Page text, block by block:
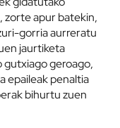
zorte apur batekin,
gorria aurreratu
jaurtiketa
gutxiago geroago,
epaileak penaltia
bihurtu zuen